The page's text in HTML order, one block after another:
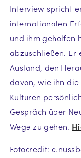
Interview spricht
internationalen
und ihm geholfen
abzuschließen. Er
Ausland, den
davon, wie ihn
Kulturen
Gespräch über
Wege zu gehen.
Fotocredit: